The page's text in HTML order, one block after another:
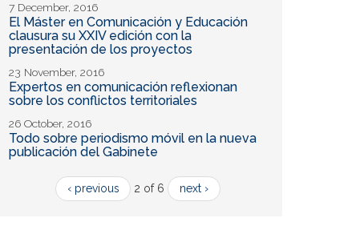
7 December, 2016
El Máster en Comunicación y Educación
clausura su XXIV edición con la
presentación de los proyectos
23 November, 2016
Expertos en comunicación reflexionan
sobre los conflictos territoriales
26 October, 2016
Todo sobre periodismo móvil en la nueva
publicación del Gabinete
‹ previous 2 of 6 next ›